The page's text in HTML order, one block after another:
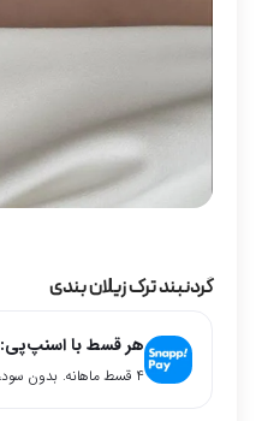
گردنبند ترک زیلان بندی
هر قسط با اسنپ‌پی:
۴ قسط ماهانه. بدون سود، چک و ضامن.